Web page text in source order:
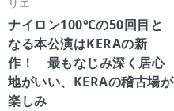
ナイロン100℃の50回目と
なる本公演はKERAの新
作！ 最もなじみ深く居心
地がいい、KERAの稽古場が
楽しみ